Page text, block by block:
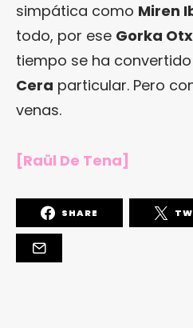
simpática como Miren
todo, por ese Gorka
tiempo se ha
Cera particular. Pero
venas.
[Raül De Tena]
SHARE